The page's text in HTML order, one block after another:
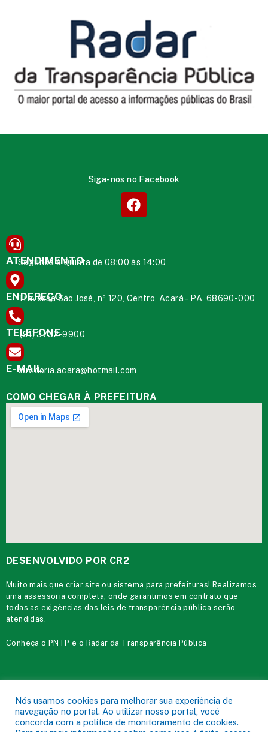
Siga-nos no Facebook
ATENDIMENTO
Segunda à Quinta de 08:00 às 14:00
ENDEREÇO
Travessa São José, nº 120, Centro, Acará – PA, 68690-000
TELEFONE
(91) 3732-9900
E-MAIL
ouvidoria.acara@hotmail.com
COMO CHEGAR À PREFEITURA
DESENVOLVIDO POR CR2
Muito mais quecriar site ou sistema para prefeituras! Realizamos
uma assessoria completa, onde garantimos em contrato que
todas as exigências das leis de transparência pública serão
atendidas.
Conheça oPNTP e o Radar da Transparência Pública
Mapa do Site Acessar Área Administrativa Acessar o Webmail
Nós usamos cookies para melhorar sua experiência de
navegação no portal. Ao utilizar nosso portal, você
concorda com a política de monitoramento de cookies.